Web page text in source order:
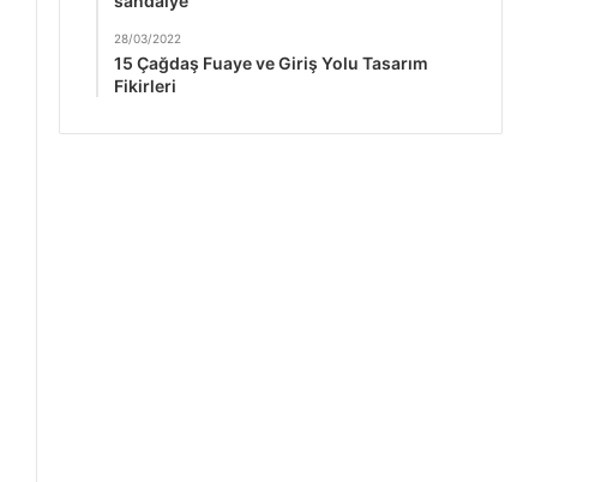
28/03/2022
15 Çağdaş Fuaye ve Giriş Yolu Tasarım
Fikirleri